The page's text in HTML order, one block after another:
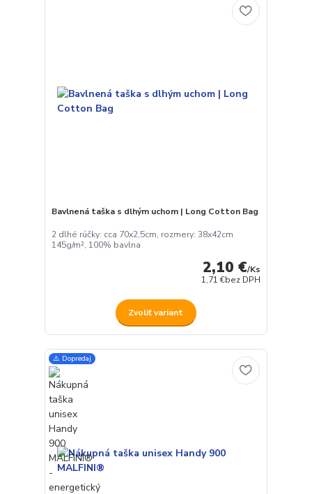
Bavlnená taška s dlhým uchom | Long Cotton Bag
2 dlhé rúčky: cca 70x2,5cm, rozmery: 38x42cm
145g/m², 100% bavlna
2,10 €/Ks
1,71 €bez DPH
Zvoliť variant
⚠️ Dopredaj